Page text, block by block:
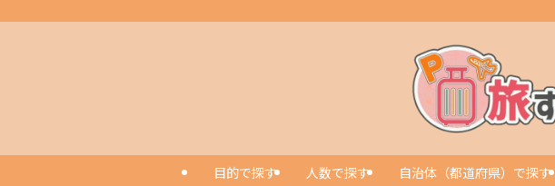
目的で探す 人数で探す 自治体（都道府県）で探す